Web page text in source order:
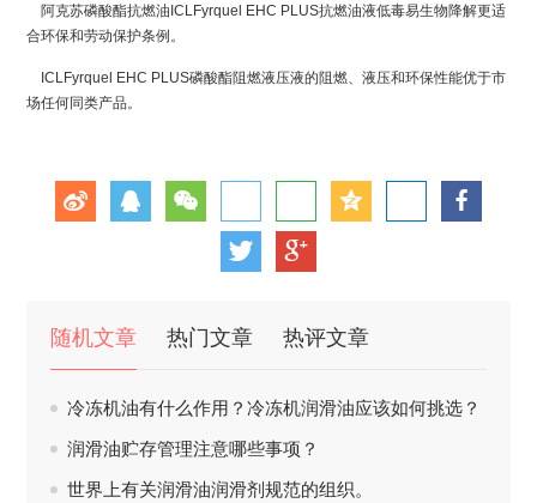
阿克苏磷酸酯抗燃油ICLFyrquel EHC PLUS抗燃油液低毒易生物降解更适
合环保和劳动保护条例。
ICLFyrquel EHC PLUS磷酸酯阻燃液压液的阻燃、液压和环保性能优于市
场任何同类产品。
随机文章 热门文章 热评文章
冷冻机油有什么作用？冷冻机润滑油应该如何挑选？
润滑油贮存管理注意哪些事项？
世界上有关润滑油润滑剂规范的组织。